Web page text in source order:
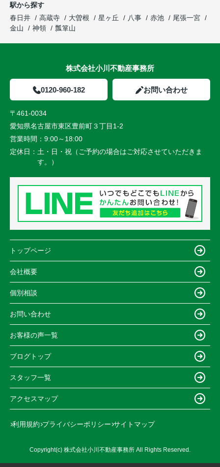
駅から探す
春日井
高蔵寺 大曽根 星ヶ丘 八事 赤池
尾張一宮
金山
神領 瓢箪山
株式会社小川不動産事務所
0120-960-182 お問い合わせ
〒461-0034
愛知県名古屋市東区豊前町３丁目1-2
営業時間： 9:00～18:00
定休日： 土・日・祝（ご予約の場合はご対応させていただきま
す。）
トップページ
会社概要
個別相談
お問い合わせ
お客様の声一覧
ブログトップ
スタッフ一覧
アクセスマップ
利用規約 プライバシーポリシー サイトマップ
Copyright(c) 株式会社小川不動産事務所 All Rights Reserved.